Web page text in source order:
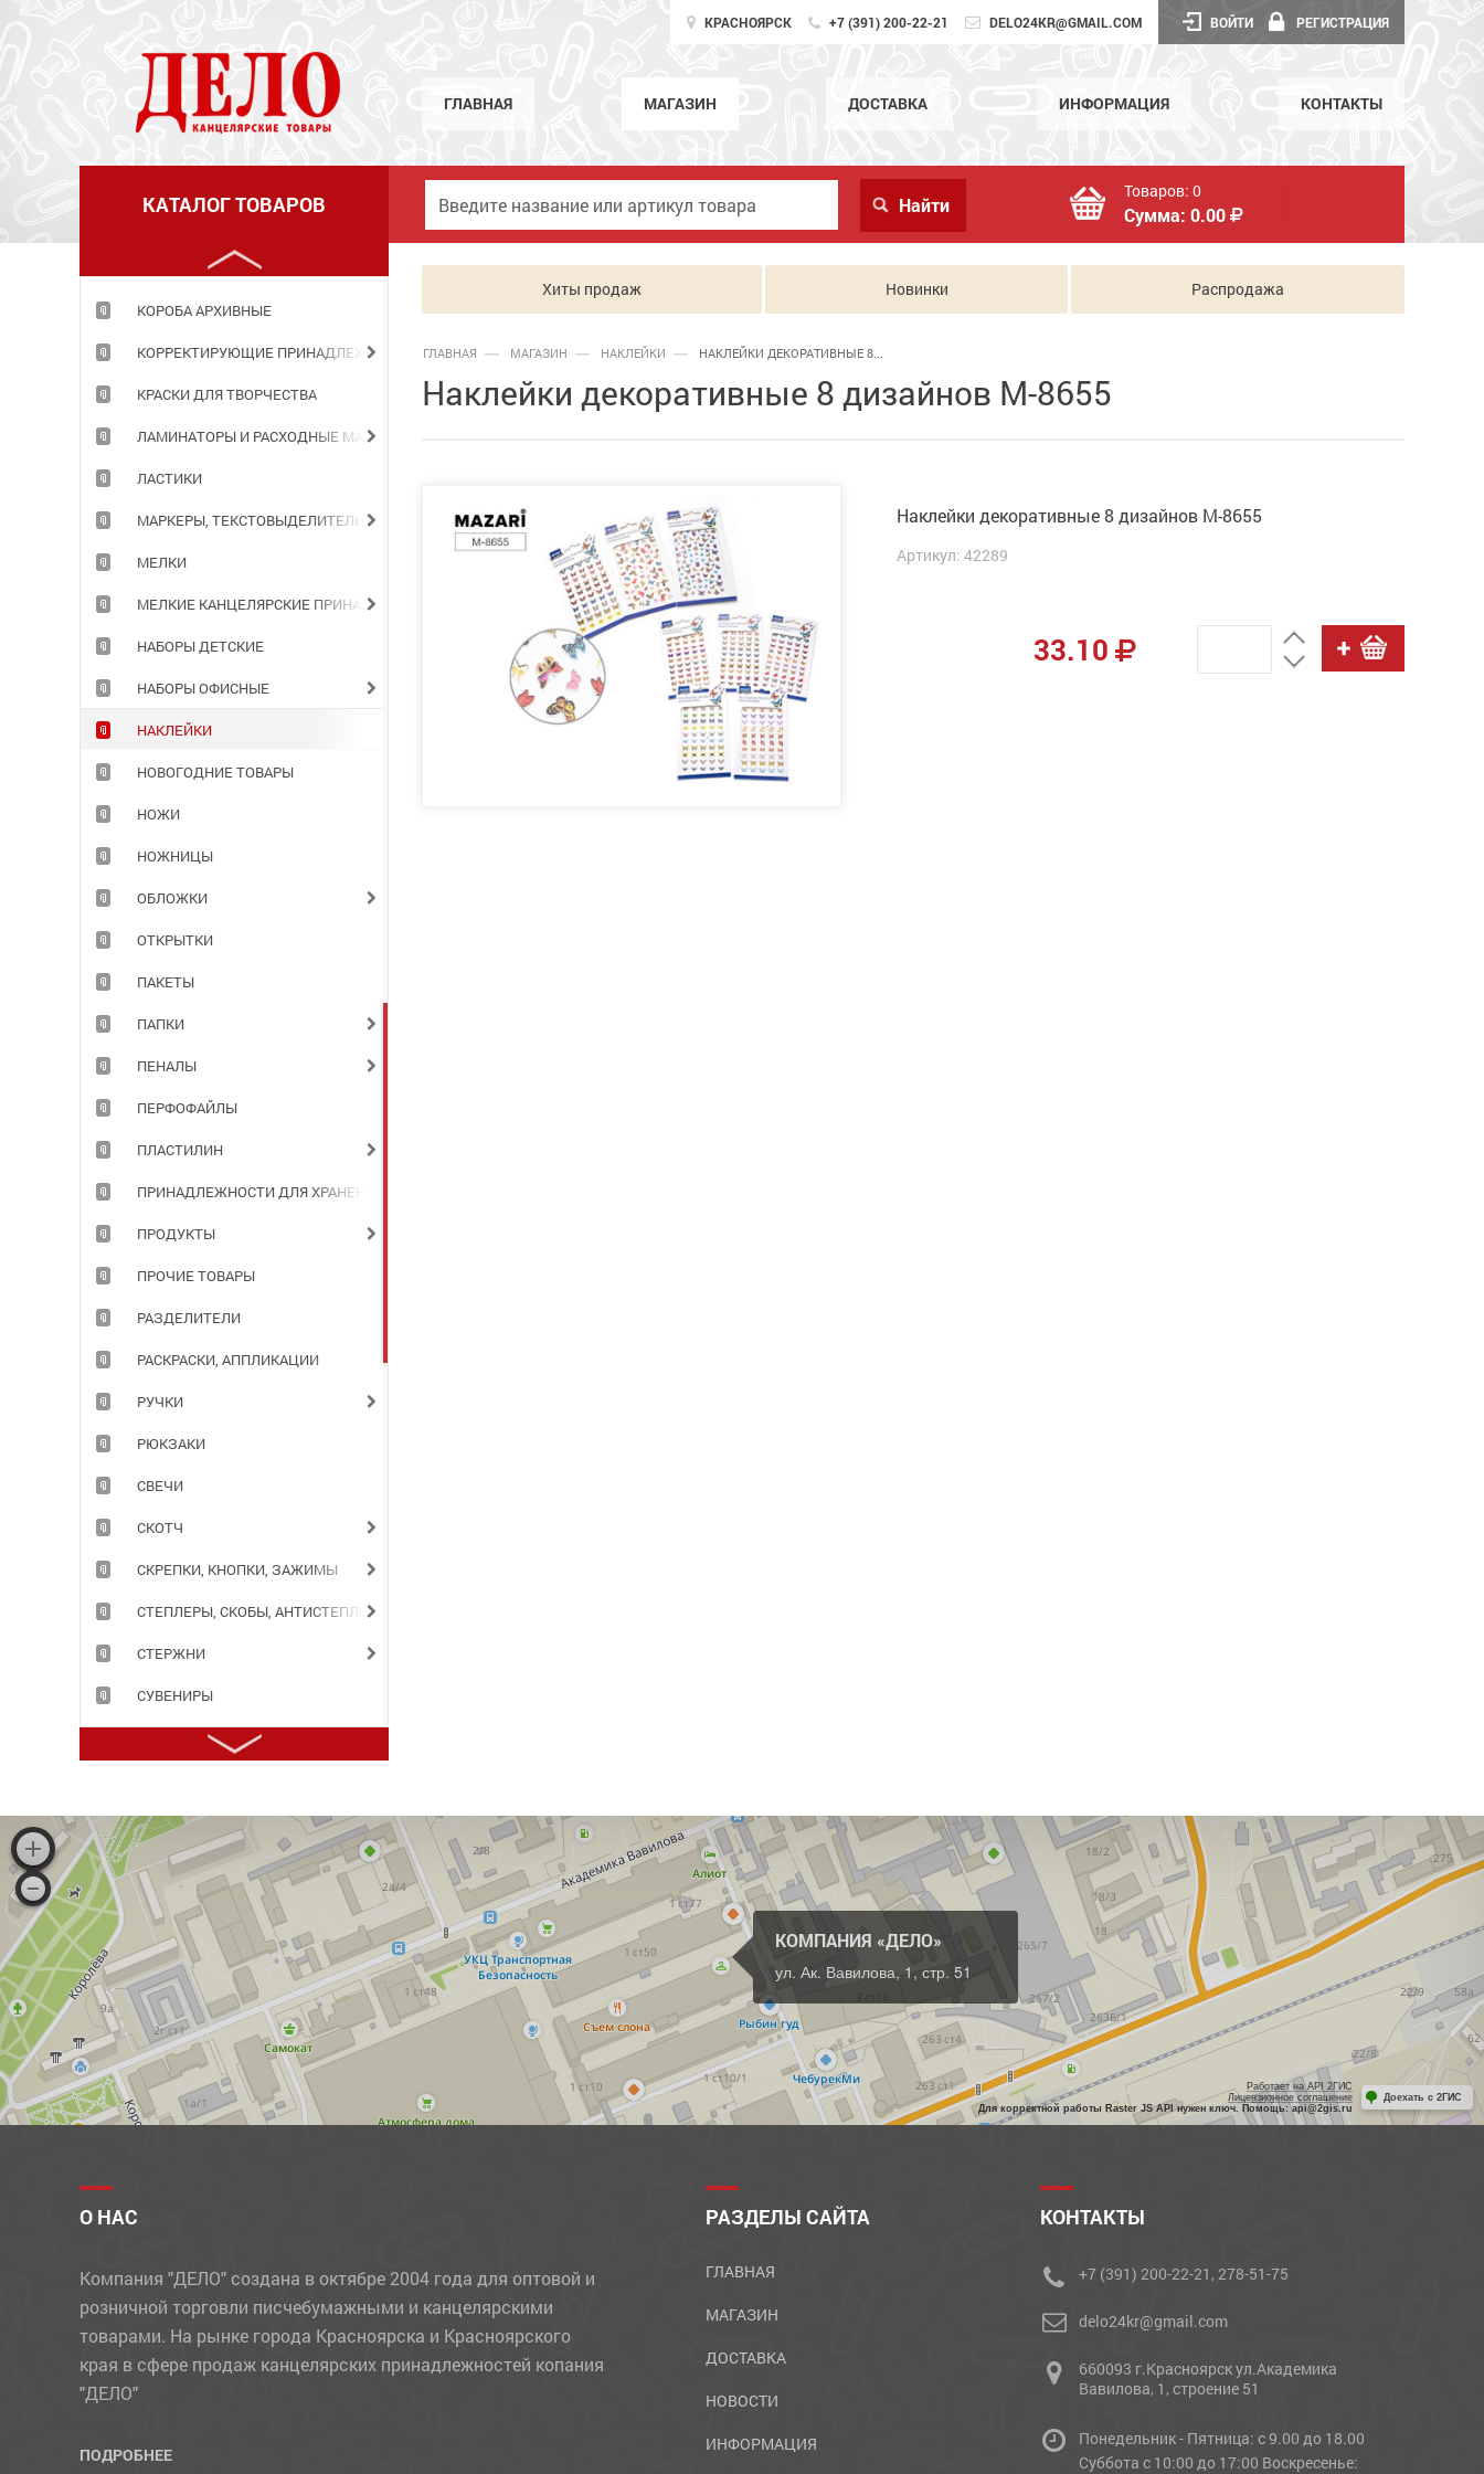
КРАСНОЯРСК +7 (391) 200-22-21 DELO24KR@GMAIL.COM ВОЙТИ РЕГИСТРАЦИЯ
ГЛАВНАЯ МАГАЗИН ДОСТАВКА ИНФОРМАЦИЯ КОНТАКТЫ
КАТАЛОГ ТОВАРОВ
Товаров: 0
Сумма: 0.00
КНИГИ ДЛЯ ЗАПИСЕЙ
КНИЖКИ ДЕТСКИЕ
КОРЗИНЫ ОФИСНЫЕ
КОРОБА АРХИВНЫЕ
КОРРЕКТИРУЮЩИЕ ПРИНАДЛЕЖНОСТИ
КРАСКИ ДЛЯ ТВОРЧЕСТВА
ЛАМИНАТОРЫ И РАСХОДНЫЕ МАТЕРИАЛЫ
ЛАСТИКИ
МАРКЕРЫ, ТЕКСТОВЫДЕЛИТЕЛИ
МЕЛКИ
МЕЛКИЕ КАНЦЕЛЯРСКИЕ ПРИНАДЛЕЖНОСТИ
НАБОРЫ ДЕТСКИЕ
НАБОРЫ ОФИСНЫЕ
НАКЛЕЙКИ
НОВОГОДНИЕ ТОВАРЫ
НОЖИ
НОЖНИЦЫ
ОБЛОЖКИ
ОТКРЫТКИ
ПАКЕТЫ
ПАПКИ
ПЕНАЛЫ
ПЕРФОФАЙЛЫ
ПЛАСТИЛИН
ПРИНАДЛЕЖНОСТИ ДЛЯ ХРАНЕНИЯ ДОКУМЕНТОВ
ПРОДУКТЫ
ПРОЧИЕ ТОВАРЫ
РАЗДЕЛИТЕЛИ
РАСКРАСКИ, АППЛИКАЦИИ
РУЧКИ
РЮКЗАКИ
СВЕЧИ
СКОТЧ
СКРЕПКИ, КНОПКИ, ЗАЖИМЫ
СТЕПЛЕРЫ, СКОБЫ, АНТИСТЕПЛЕРЫ
СТЕРЖНИ
СУВЕНИРЫ
ТЕТРАДИ
ТОЧИЛКИ
ТРАФАРЕТЫ
ТУШЬ
УЧЕБНЫЕ МАТЕРИАЛЫ
ФЛОМАСТЕРЫ
ФОТОАЛЬБОМЫ, ФОТОРАМКИ
ХОЗЯЙСТВЕННЫЕ ТОВАРЫ
ШТЕМПЕЛЬНЫЕ ПРИНАДЛЕЖНОСТИ
Хиты продаж Новинки Распродажа
ГЛАВНАЯ МАГАЗИН НАКЛЕЙКИ НАКЛЕЙКИ ДЕКОРАТИВНЫЕ 8...
Наклейки декоративные 8 дизайнов М-8655
Наклейки декоративные 8 дизайнов М-8655
Артикул: 42289
33.10
КОМПАНИЯ «ДЕЛО»
ул. Ак. Вавилова, 1, стр. 51
Работает на API 2ГИС
Лицензионное соглашение
Для корректной работы Raster JS API нужен ключ. Помощь: api@2gis.ru
Доехать с 2ГИС
О НАС
Компания "ДЕЛО" создана в октябре 2004 года для оптовой и
розничной торговли писчебумажными и канцелярскими
товарами. На рынке города Красноярска и Красноярского
края в сфере продаж канцелярских принадлежностей копания
"ДЕЛО"
ПОДРОБНЕЕ
РАЗДЕЛЫ САЙТА
ГЛАВНАЯ
МАГАЗИН
ДОСТАВКА
НОВОСТИ
ИНФОРМАЦИЯ
КОНТАКТЫ
+7 (391) 200-22-21, 278-51-75
delo24kr@gmail.com
660093 г.Красноярск ул.Академика
Вавилова, 1, строение 51
Понедельник - Пятница: с 9.00 до 18.00
Cуббота с 10:00 до 17:00 Воскресенье: